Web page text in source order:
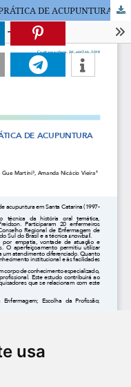
usa
INSERÇÃO DAS ENFERMEIRAS NA PRÁTICA DE ACUPUNTURA EM SANTA CATARINA (1997-2015)